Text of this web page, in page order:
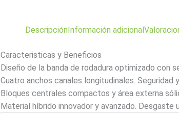
Descripción Información adicional
Caracteristicas y Beneficios
Diseño de la banda de rodadura optimizado con
Cuatro anchos canales longitudinales.
Bloques centrales compactos y área externa
Material híbrido innovador y avanzado. Desgaste